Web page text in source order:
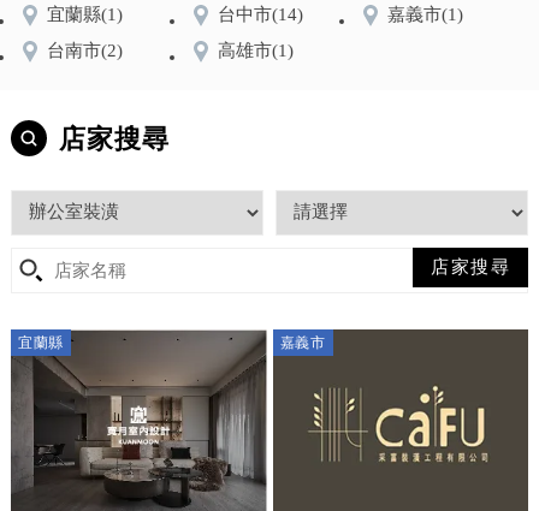
宜蘭縣(1) 台中市(14) 嘉義市(1)
台南市(2) 高雄市(1)
店家搜尋
宜蘭縣 嘉義市